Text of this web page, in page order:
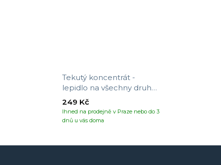
Tekutý koncentrát -
lepidlo na všechny druhy
tapet
Ihned na prodejně v Praze nebo do 3
dnů u vás doma
249 Kč